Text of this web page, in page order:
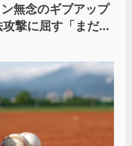
無念のギブアップ
撃に屈す「まだま
んだなって」